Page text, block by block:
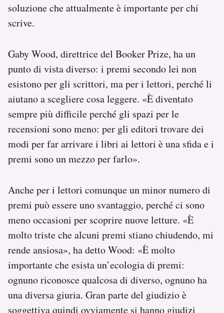
soluzione che attualmente è importante per chi
scrive.
Gaby Wood, direttrice del Booker Prize, ha un
punto di vista diverso: i premi secondo lei non
esistono per gli scrittori, ma per i lettori, perché li
aiutano a scegliere cosa leggere. «È diventato
sempre più difficile perché gli spazi per le
recensioni sono meno: per gli editori trovare dei
modi per far arrivare i libri ai lettori è una sfida e i
premi sono un mezzo per farlo».
Anche per i lettori comunque un minor numero di
premi può essere uno svantaggio, perché ci sono
meno occasioni per scoprire nuove letture. «È
molto triste che alcuni premi stiano chiudendo, mi
rende ansiosa», ha detto Wood: «È molto
importante che esista un’ecologia di premi:
ognuno riconosce qualcosa di diverso, ognuno ha
una diversa giuria. Gran parte del giudizio è
soggettiva quindi ovviamente si hanno giudizi